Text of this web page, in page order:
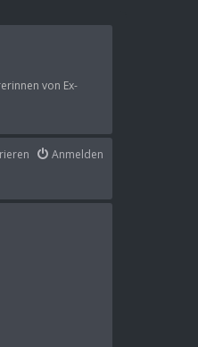
von Ex-
Anmelden